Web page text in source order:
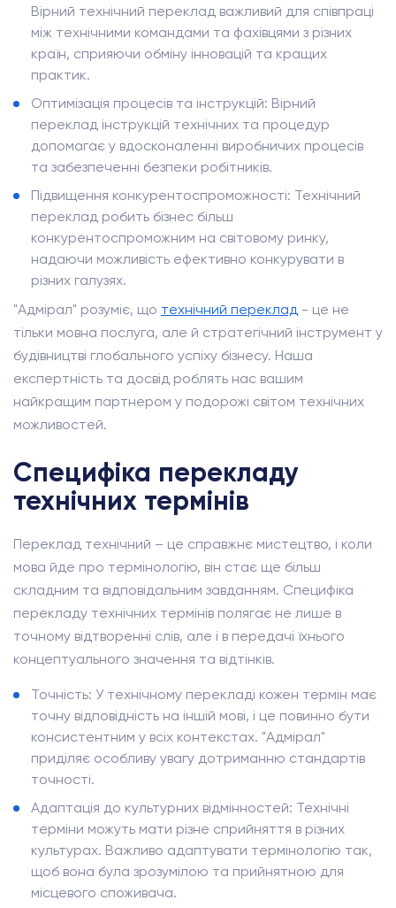
Вірний технічний переклад важливий для співпраці
між технічними командами та фахівцями з різних
країн, сприяючи обміну інновацій та кращих
практик.
Оптимізація процесів та інструкцій: Вірний
переклад інструкцій технічних та процедур
допомагає у вдосконаленні виробничих процесів
та забезпеченні безпеки робітників.
Підвищення конкурентоспроможності: Технічний
переклад робить бізнес більш
конкурентоспроможним на світовому ринку,
надаючи можливість ефективно конкурувати в
різних галузях.
"Адмірал" розуміє, що технічний переклад - це не
тільки мовна послуга, але й стратегічний інструмент у
будівництві глобального успіху бізнесу. Наша
експертність та досвід роблять нас вашим
найкращим партнером у подорожі світом технічних
можливостей.
Специфіка перекладу
технічних термінів
Переклад технічний – це справжнє мистецтво, і коли
мова йде про термінологію, він стає ще більш
складним та відповідальним завданням. Специфіка
перекладу технічних термінів полягає не лише в
точному відтворенні слів, але і в передачі їхнього
концептуального значення та відтінків.
Точність: У технічному перекладі кожен термін має
точну відповідність на іншій мові, і це повинно бути
консистентним у всіх контекстах. "Адмірал"
приділяє особливу увагу дотриманню стандартів
точності.
Адаптація до культурних відмінностей: Технічні
терміни можуть мати різне сприйняття в різних
культурах. Важливо адаптувати термінологію так,
щоб вона була зрозумілою та прийнятною для
місцевого споживача.